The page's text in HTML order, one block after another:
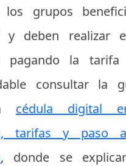
grupos
y deben realizar
pagando la tarifa
consultar la
cédula digital
tarifas y paso
, donde se